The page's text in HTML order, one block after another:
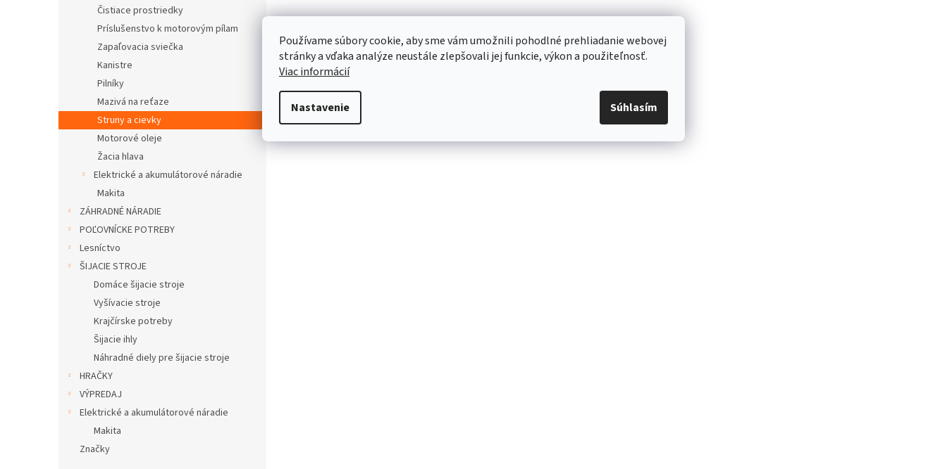
Používame súbory cookie, aby sme vám umožnili pohodlné prehliadanie webovej
stránky a vďaka analýze neustále zlepšovali jej funkcie, výkon a použiteľnosť.
Viac informácií
Nastavenie Súhlasím
Čistiace prostriedky
Príslušenstvo k motorovým pílam
Zapaľovacia sviečka
Kanistre
Pilníky
Mazivá na reťaze
Struny a cievky
Motorové oleje
Žacia hlava
Elektrické a akumulátorové náradie
Makita
ZÁHRADNÉ NÁRADIE
POĽOVNÍCKE POTREBY
Lesníctvo
ŠIJACIE STROJE
Domáce šijacie stroje
Vyšívacie stroje
Krajčírske potreby
Šijacie ihly
Náhradné diely pre šijacie stroje
HRAČKY
VÝPREDAJ
Elektrické a akumulátorové náradie
Makita
Značky